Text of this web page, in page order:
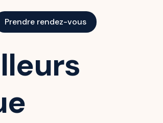
Prendre rendez-vous